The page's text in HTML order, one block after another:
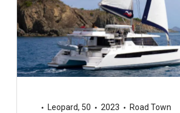
Leopard, 50 2023 Road Town